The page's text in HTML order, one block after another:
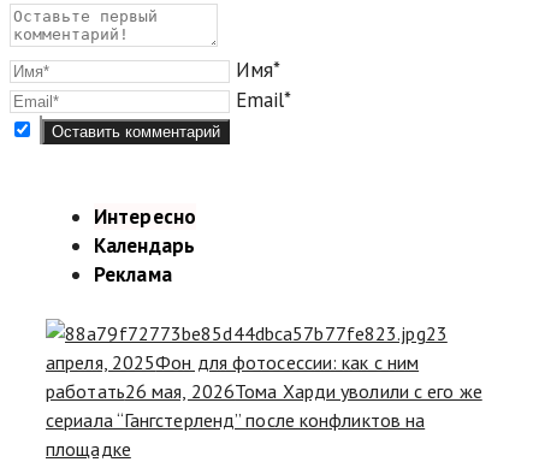
Имя*
Email*
Интересно
Календарь
Реклама
23
апреля, 2025Фон для фотосессии: как с ним
работать26 мая, 2026Тома Харди уволили с его же
сериала “Гангстерленд” после конфликтов на
площадке